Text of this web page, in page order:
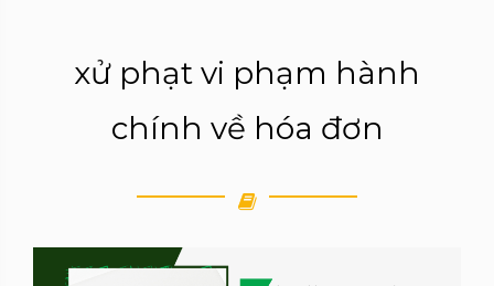
xử phạt vi phạm hành
chính về hóa đơn